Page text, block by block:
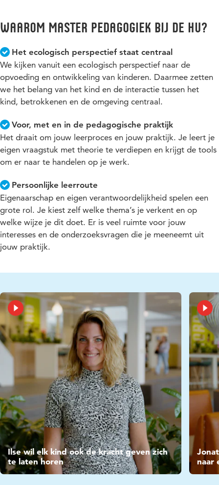
Waarom master pedagogiek bij de HU?
Het ecologisch perspectief staat centraal
We kijken vanuit een ecologisch perspectief naar de
opvoeding en ontwikkeling van kinderen. Daarmee zetten
we het belang van het kind en de interactie tussen het
kind, betrokkenen en de omgeving centraal.
Voor, met en in de pedagogische praktijk
Het draait om jouw leerproces en jouw praktijk. Je leert je
eigen vraagstuk met theorie te verdiepen en krijgt de tools
om er naar te handelen op je werk.
Persoonlijke leerroute
Eigenaarschap en eigen verantwoordelijkheid spelen een
grote rol. Je kiest zelf welke thema’s je verkent en op
welke wijze je dit doet. Er is veel ruimte voor jouw
interesses en de onderzoeksvragen die je meeneemt uit
jouw praktijk.
Video
Ilse wil elk kind ook de kracht geven zich
te laten horen
Video
naar